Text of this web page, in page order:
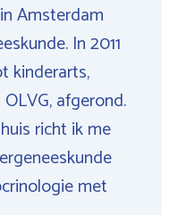
Amsterdam
In 2011
kinderarts,
afgerond.
richt ik me
met